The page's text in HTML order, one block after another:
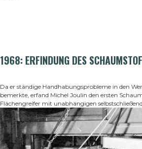
1968: ERFINDUNG DES
Da er ständige Handhabungsprobleme in den
bemerkte, erfand Michel Joulin den ersten
Flächengreifer mit unabhängigen